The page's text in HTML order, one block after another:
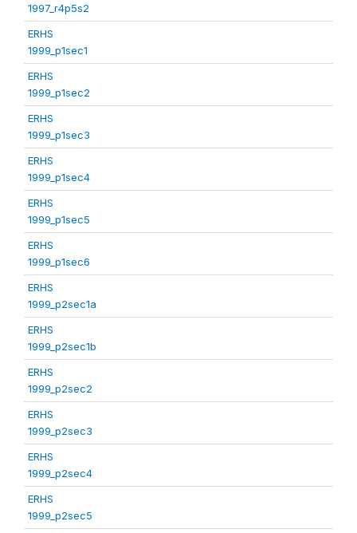
1997_r4p5s2
ERHS
1999_p1sec1
ERHS
1999_p1sec2
ERHS
1999_p1sec3
ERHS
1999_p1sec4
ERHS
1999_p1sec5
ERHS
1999_p1sec6
ERHS
1999_p2sec1a
ERHS
1999_p2sec1b
ERHS
1999_p2sec2
ERHS
1999_p2sec3
ERHS
1999_p2sec4
ERHS
1999_p2sec5